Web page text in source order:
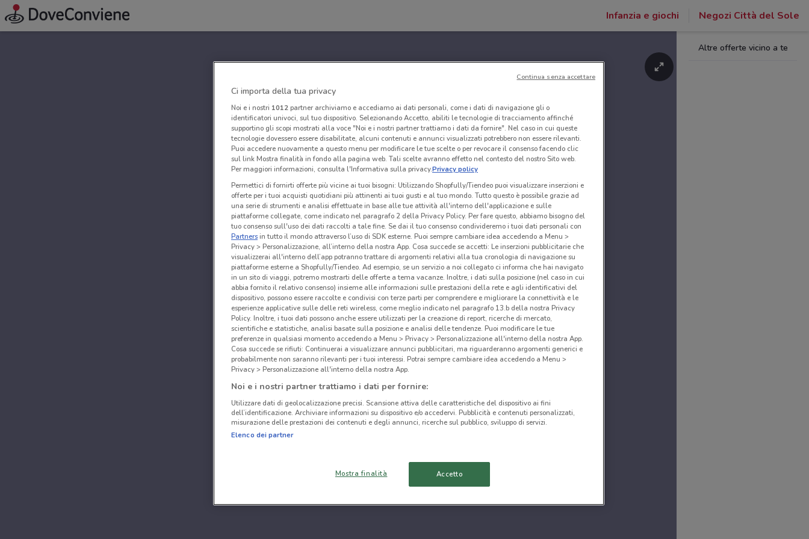
Infanzia e giochi Negozi Città del Sole
Altre offerte vicino a te
Ci importa della tua privacy
Noi e i nostri 1012partner archiviamo e accediamo ai dati personali, come i dati di navigazione gli o
identificatori univoci, sul tuo dispositivo. Selezionando Accetto, abiliti le tecnologie di tracciamento affinché
supportino gli scopi mostrati alla voce "Noi e i nostri partner trattiamo i dati da fornire". Nel caso in cui queste
tecnologie dovessero essere disabilitate, alcuni contenuti e annunci visualizzati potrebbero non essere rilevanti.
Puoi accedere nuovamente a questo menu per modificare le tue scelte o per revocare il consenso facendo clic
sul link Mostra finalità in fondo alla pagina web. Tali scelte avranno effetto nel contesto del nostro Sito web.
Per maggiori informazioni, consulta l'Informativa sulla privacy.Privacy policy
Permettici di fornirti offerte più vicine ai tuoi bisogni: Utilizzando Shopfully/Tiendeo puoi visualizzare inserzioni e
offerte per i tuoi acquisti quotidiani più attinenti ai tuoi gusti e al tuo mondo. Tutto questo è possibile grazie ad
una serie di strumenti e analisi effettuate in base alle tue attività all'interno dell'applicazione e sulle
piattaforme collegate, come indicato nel paragrafo 2 della Privacy Policy. Per fare questo, abbiamo bisogno del
tuo consenso sull'uso dei dati raccolti a tale fine. Se dai il tuo consenso condivideremo i tuoi dati personali con
Partnersin tutto il mondo attraverso l’uso di SDK esterne. Puoi sempre cambiare idea accedendo a Menu >
Privacy > Personalizzazione, all’interno della nostra App. Cosa succede se accetti: Le inserzioni pubblicitarie che
visualizzerai all'interno dell’app potranno trattare di argomenti relativi alla tua cronologia di navigazione su
piattaforme esterne a Shopfully/Tiendeo. Ad esempio, se un servizio a noi collegato ci informa che hai navigato
in un sito di viaggi, potremo mostrarti delle offerte a tema vacanze. Inoltre, i dati sulla posizione (nel caso in cui
abbia fornito il relativo consenso) insieme alle informazioni sulle prestazioni della rete e agli identificativi del
dispositivo, possono essere raccolte e condivisi con terze parti per comprendere e migliorare la connettività e le
esperienze applicative sulle delle reti wireless, come meglio indicato nel paragrafo 13.b della nostra Privacy
Policy. Inoltre, i tuoi dati possono anche essere utilizzati per la creazione di report, ricerche di mercato,
scientifiche e statistiche, analisi basate sulla posizione e analisi delle tendenze. Puoi modificare le tue
preferenze in qualsiasi momento accedendo a Menu > Privacy > Personalizzazione all'interno della nostra App.
Cosa succede se rifiuti: Continuerai a visualizzare annunci pubblicitari, ma riguarderanno argomenti generici e
probabilmente non saranno rilevanti per i tuoi interessi. Potrai sempre cambiare idea accedendo a Menu >
Privacy > Personalizzazione all'interno della nostra App.
Noi e i nostri partner trattiamo i dati per fornire:
Utilizzare dati di geolocalizzazione precisi. Scansione attiva delle caratteristiche del dispositivo ai fini
dell’identificazione. Archiviare informazioni su dispositivo e/o accedervi. Pubblicità e contenuti personalizzati,
misurazione delle prestazioni dei contenuti e degli annunci, ricerche sul pubblico, sviluppo di servizi.
Elenco dei partner
Mostra finalità Accetto
Continua senza accettare